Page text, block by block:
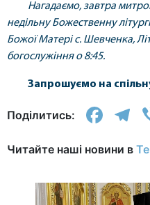
Нагадаємо, завтра
недільну Божественну
Божої Матері с. Шевченка,
богослужіння о 8:45.
Запрошуємо на
Поділитись:
Читайте наші новини в